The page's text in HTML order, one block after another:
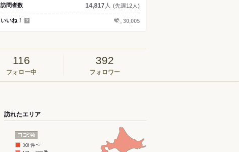
訪問者数 14,817人 (先週12人)
いいね！ ？ 30,005
116
フォロー中
392
フォロワー
訪れたエリア